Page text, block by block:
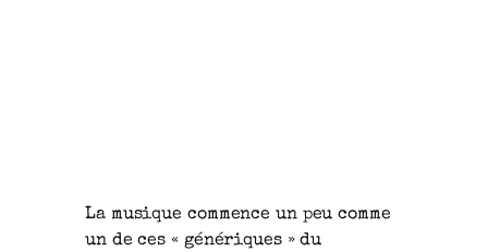
La musique commence un peu comme
un de ces « génériques » du